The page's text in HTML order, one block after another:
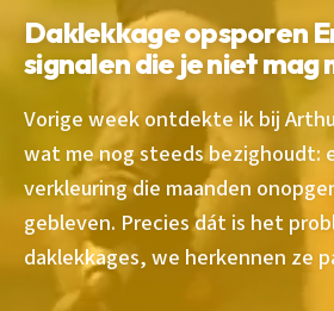
Daklekkage opsporen
signalen die je niet mag
Vorige week ontdekte ik bij
wat me nog steeds bezighoudt:
verkleuring die maanden
gebleven. Precies dát is het
daklekkages, we herkennen ze